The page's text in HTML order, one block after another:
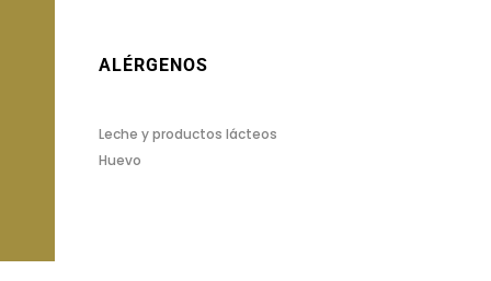
ALÉRGENOS
Leche y productos lácteos
Huevo